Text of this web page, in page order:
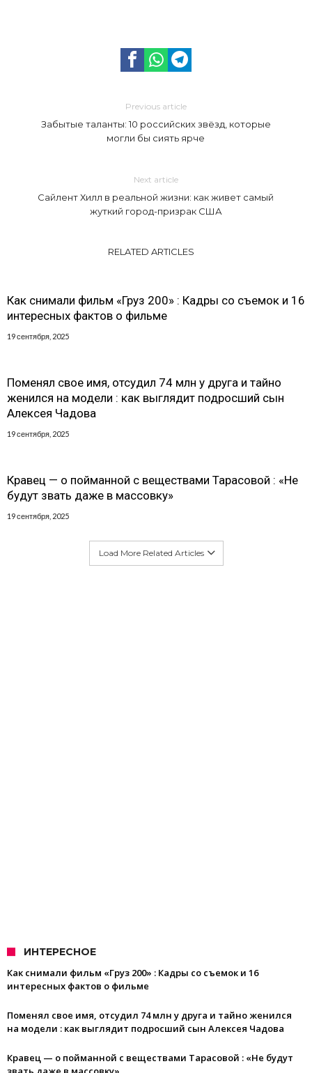
Previous article
Забытые таланты: 10 российских звёзд, которые
могли бы сиять ярче
Next article
Сайлент Хилл в реальной жизни: как живет самый
жуткий город-призрак США
RELATED ARTICLES
Как снимали фильм «Груз 200» : Кадры со съемок и 16
интересных фактов о фильме
19 сентября, 2025
Поменял свое имя, отсудил 74 млн у друга и тайно
женился на модели : как выглядит подросший сын
Алексея Чадова
19 сентября, 2025
Кравец — о пойманной с веществами Тарасовой : «Не
будут звать даже в массовку»
19 сентября, 2025
Load More Related Articles
ИНТЕРЕСНОЕ
Как снимали фильм «Груз 200» : Кадры со съемок и 16
интересных фактов о фильме
Поменял свое имя, отсудил 74 млн у друга и тайно женился
на модели : как выглядит подросший сын Алексея Чадова
Кравец — о пойманной с веществами Тарасовой : «Не будут